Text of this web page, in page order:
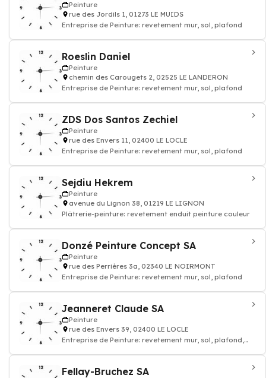
Peinture
rue des Jordils 1, 01273 LE MUIDS
Entreprise de Peinture: revetement mur, sol, plafond
Roeslin Daniel
Peinture
chemin des Carougets 2, 02525 LE LANDERON
Entreprise de Peinture: revetement mur, sol, plafond
ZDS Dos Santos Zechiel
Peinture
rue des Envers 11, 02400 LE LOCLE
Entreprise de Peinture: revetement mur, sol, plafond
Sejdiu Hekrem
Peinture
avenue du Lignon 38, 01219 LE LIGNON
Plâtrerie-peinture: revetement enduit peinture couleur
Donzé Peinture Concept SA
Peinture
rue des Perrières 3a, 02340 LE NOIRMONT
Entreprise de Peinture: revetement mur, sol, plafond
Jeanneret Claude SA
Peinture
rue des Envers 39, 02400 LE LOCLE
Entreprise de Peinture: revetement mur, sol, plafond,
Fellay-Bruchez SA